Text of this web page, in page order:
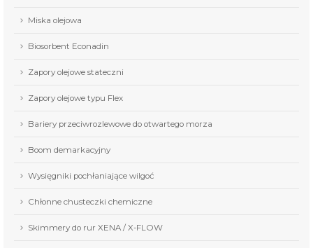
Miska olejowa
Biosorbent Econadin
Zapory olejowe stateczni
Zapory olejowe typu Flex
Bariery przeciwrozlewowe do otwartego morza
Boom demarkacyjny
Wysięgniki pochłaniające wilgoć
Chłonne chusteczki chemiczne
Skimmery do rur XENA / X-FLOW